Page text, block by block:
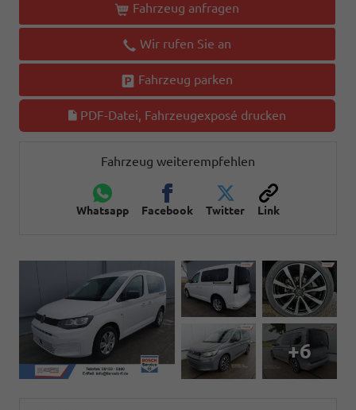
Fahrzeug anfragen
Wir rufen Sie an
Fahrzeug parken
PDF-Datei, Fahrzeugexposé drucken
Fahrzeug weiterempfehlen
Whatsapp Facebook Twitter Link
+6